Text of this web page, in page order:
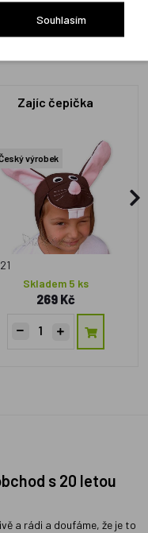
Zajíc čepička
výrobek
Skladem 5 ks
269 Kč
s 20 letou
a rádi a doufáme, že je to
Souhlasím